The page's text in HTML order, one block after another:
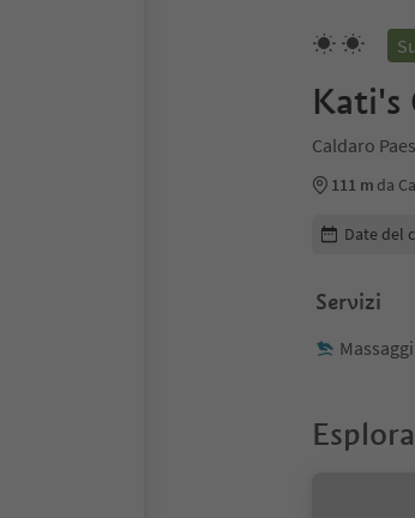
Kati's
Caldaro
111 m da
Modifica i
Date del
Servizi
Massaggi